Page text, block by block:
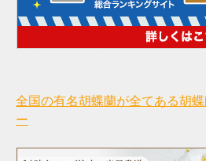
全国の有名胡蝶蘭が全てある胡
ー